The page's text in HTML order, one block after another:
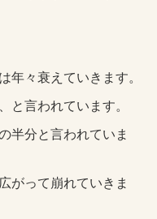
年々衰えていきます。
と言われています。
半分と言われていま
がって崩れていきま